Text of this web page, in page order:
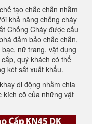
tạo chắc chắn nhằm
khả năng chống cháy
Chống Cháy được cấu
đảm bảo chắc chắn,
nữ trang, vật dụng
quý khách có thể
két sắt xuất khẩu.
di động nhằm chia
kích cỡ của những vật